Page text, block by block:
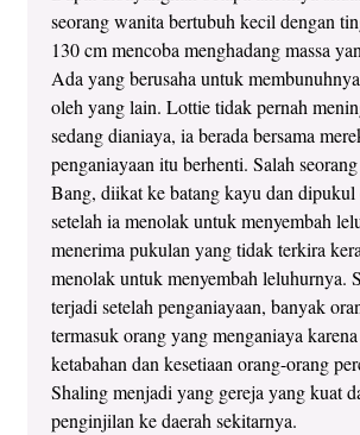
seorang wanita bertubuh kecil dengan
130 cm mencoba menghadang massa
Ada yang berusaha untuk
oleh yang lain. Lottie tidak pernah
sedang dianiaya, ia berada bersama
penganiayaan itu berhenti. Salah
Bang, diikat ke batang kayu dan dipukul
setelah ia menolak untuk menyembah
menerima pukulan yang tidak terkira
menolak untuk menyembah leluhurnya.
terjadi setelah penganiayaan, banyak
termasuk orang yang menganiaya
ketabahan dan kesetiaan orang-orang
Shaling menjadi yang gereja yang kuat
penginjilan ke daerah sekitarnya.